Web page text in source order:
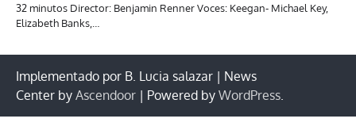
32 minutos Director: Benjamin Renner Voces: Keegan- Michael Key,
Elizabeth Banks,…
Implementado por B. Lucia salazar | News
Center by Ascendoor | Powered by WordPress